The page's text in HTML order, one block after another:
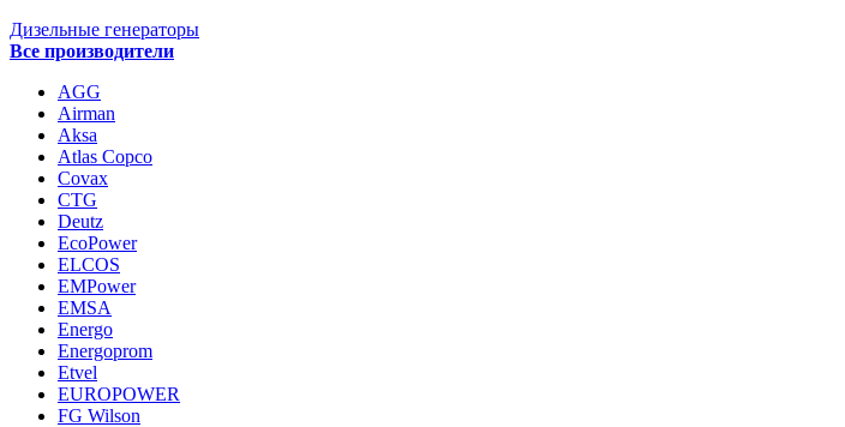
Дизельные генераторы
Все производители
AGG
Airman
Aksa
Atlas Copco
Covax
CTG
Deutz
EcoPower
ELCOS
EMPower
EMSA
Energo
Energoprom
Etvel
EUROPOWER
FG Wilson